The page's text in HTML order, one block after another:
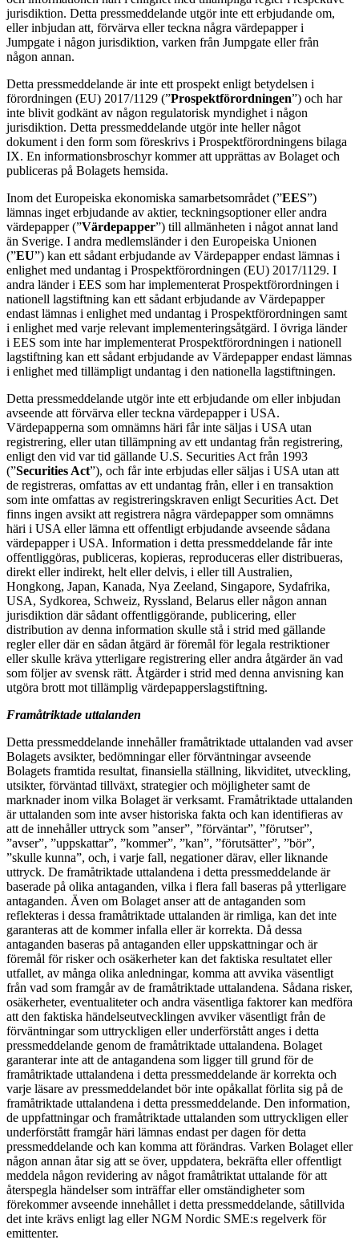
jurisdiktion. Detta pressmeddelande utgör inte ett erbjudande om,
eller inbjudan att, förvärva eller teckna några värdepapper i
Jumpgate i någon jurisdiktion, varken från Jumpgate eller från
någon annan.
Detta pressmeddelande är inte ett prospekt enligt betydelsen i
förordningen (EU) 2017/1129 (”Prospektförordningen”) och har
inte blivit godkänt av någon regulatorisk myndighet i någon
jurisdiktion. Detta pressmeddelande utgör inte heller något
dokument i den form som föreskrivs i Prospektförordningens bilaga
IX. En informationsbroschyr kommer att upprättas av Bolaget och
publiceras på Bolagets hemsida.
Inom det Europeiska ekonomiska samarbetsområdet (”EES”)
lämnas inget erbjudande av aktier, teckningsoptioner eller andra
värdepapper (”Värdepapper”) till allmänheten i något annat land
än Sverige. I andra medlemsländer i den Europeiska Unionen
(”EU”) kan ett sådant erbjudande av Värdepapper endast lämnas i
enlighet med undantag i Prospektförordningen (EU) 2017/1129. I
andra länder i EES som har implementerat Prospektförordningen i
nationell lagstiftning kan ett sådant erbjudande av Värdepapper
endast lämnas i enlighet med undantag i Prospektförordningen samt
i enlighet med varje relevant implementeringsåtgärd. I övriga länder
i EES som inte har implementerat Prospektförordningen i nationell
lagstiftning kan ett sådant erbjudande av Värdepapper endast lämnas
i enlighet med tillämpligt undantag i den nationella lagstiftningen.
Detta pressmeddelande utgör inte ett erbjudande om eller inbjudan
avseende att förvärva eller teckna värdepapper i USA.
Värdepapperna som omnämns häri får inte säljas i USA utan
registrering, eller utan tillämpning av ett undantag från registrering,
enligt den vid var tid gällande U.S. Securities Act från 1993
(”Securities Act”), och får inte erbjudas eller säljas i USA utan att
de registreras, omfattas av ett undantag från, eller i en transaktion
som inte omfattas av registreringskraven enligt Securities Act. Det
finns ingen avsikt att registrera några värdepapper som omnämns
häri i USA eller lämna ett offentligt erbjudande avseende sådana
värdepapper i USA. Information i detta pressmeddelande får inte
offentliggöras, publiceras, kopieras, reproduceras eller distribueras,
direkt eller indirekt, helt eller delvis, i eller till Australien,
Hongkong, Japan, Kanada, Nya Zeeland, Singapore, Sydafrika,
USA, Sydkorea, Schweiz, Ryssland, Belarus eller någon annan
jurisdiktion där sådant offentliggörande, publicering, eller
distribution av denna information skulle stå i strid med gällande
regler eller där en sådan åtgärd är föremål för legala restriktioner
eller skulle kräva ytterligare registrering eller andra åtgärder än vad
som följer av svensk rätt. Åtgärder i strid med denna anvisning kan
utgöra brott mot tillämplig värdepapperslagstiftning.
Framåtriktade uttalanden
Detta pressmeddelande innehåller framåtriktade uttalanden vad avser
Bolagets avsikter, bedömningar eller förväntningar avseende
Bolagets framtida resultat, finansiella ställning, likviditet, utveckling,
utsikter, förväntad tillväxt, strategier och möjligheter samt de
marknader inom vilka Bolaget är verksamt. Framåtriktade uttalanden
är uttalanden som inte avser historiska fakta och kan identifieras av
att de innehåller uttryck som ”anser”, ”förväntar”, ”förutser”,
”avser”, ”uppskattar”, ”kommer”, ”kan”, ”förutsätter”, ”bör”,
”skulle kunna”, och, i varje fall, negationer därav, eller liknande
uttryck. De framåtriktade uttalandena i detta pressmeddelande är
baserade på olika antaganden, vilka i flera fall baseras på ytterligare
antaganden. Även om Bolaget anser att de antaganden som
reflekteras i dessa framåtriktade uttalanden är rimliga, kan det inte
garanteras att de kommer infalla eller är korrekta. Då dessa
antaganden baseras på antaganden eller uppskattningar och är
föremål för risker och osäkerheter kan det faktiska resultatet eller
utfallet, av många olika anledningar, komma att avvika väsentligt
från vad som framgår av de framåtriktade uttalandena. Sådana risker,
osäkerheter, eventualiteter och andra väsentliga faktorer kan medföra
att den faktiska händelseutvecklingen avviker väsentligt från de
förväntningar som uttryckligen eller underförstått anges i detta
pressmeddelande genom de framåtriktade uttalandena. Bolaget
garanterar inte att de antagandena som ligger till grund för de
framåtriktade uttalandena i detta pressmeddelande är korrekta och
varje läsare av pressmeddelandet bör inte opåkallat förlita sig på de
framåtriktade uttalandena i detta pressmeddelande. Den information,
de uppfattningar och framåtriktade uttalanden som uttryckligen eller
underförstått framgår häri lämnas endast per dagen för detta
pressmeddelande och kan komma att förändras. Varken Bolaget eller
någon annan åtar sig att se över, uppdatera, bekräfta eller offentligt
meddela någon revidering av något framåtriktat uttalande för att
återspegla händelser som inträffar eller omständigheter som
förekommer avseende innehållet i detta pressmeddelande, såtillvida
det inte krävs enligt lag eller NGM Nordic SME:s regelverk för
emittenter.